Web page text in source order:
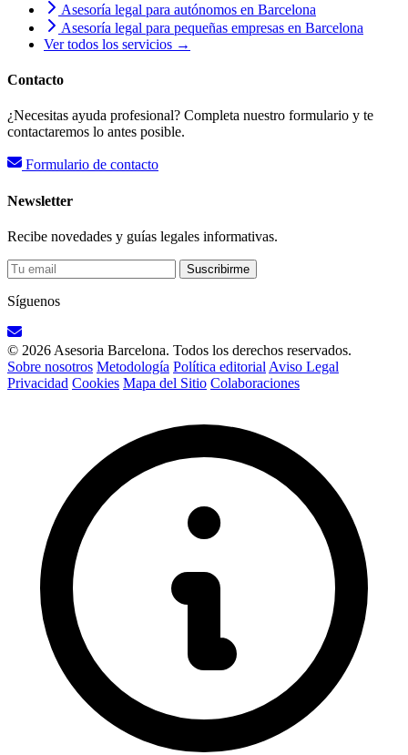
Asesoría legal para autónomos en Barcelona
Asesoría legal para pequeñas empresas en Barcelona
Ver todos los servicios →
Contacto
¿Necesitas ayuda profesional? Completa nuestro formulario y te
contactaremos lo antes posible.
Formulario de contacto
Newsletter
Recibe novedades y guías legales informativas.
Suscribirme
Síguenos
© 2026 Asesoria Barcelona. Todos los derechos reservados.
Sobre nosotros Metodología Política editorial Aviso Legal
Privacidad Cookies Mapa del Sitio Colaboraciones